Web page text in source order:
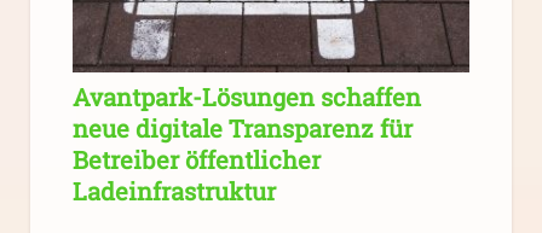
Avantpark-Lösungen schaffen
neue digitale Transparenz für
Betreiber öffentlicher
Ladeinfrastruktur